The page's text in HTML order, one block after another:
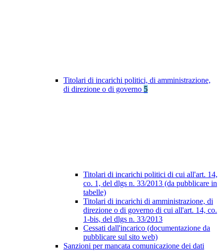
Titolari di incarichi politici, di amministrazione,
di direzione o di governo 5
Titolari di incarichi politici di cui all'art. 14,
co. 1, del dlgs n. 33/2013 (da pubblicare in
tabelle)
Titolari di incarichi di amministrazione, di
direzione o di governo di cui all'art. 14, co.
1-bis, del dlgs n. 33/2013
Cessati dall'incarico (documentazione da
pubblicare sul sito web)
Sanzioni per mancata comunicazione dei dati